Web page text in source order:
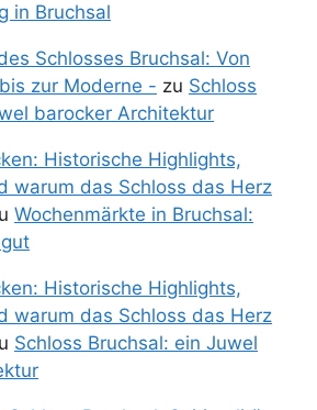
in Bruchsal
Schlosses Bruchsal: Von
zur Moderne - zu Schloss
barocker Architektur
Historische Highlights,
warum das Schloss das Herz
Wochenmärkte in Bruchsal:
Historische Highlights,
warum das Schloss das Herz
Schloss Bruchsal: ein Juwel